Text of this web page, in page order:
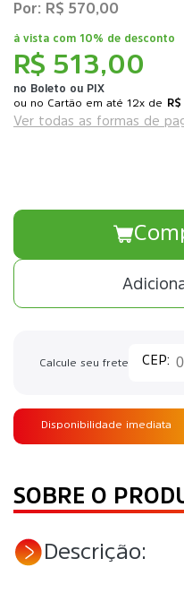
R$ 513,00
no Boleto ou PIX
à vista com 10% de desconto
R$ 570,00
ou 12x de
Ver todas as formas de
Calcule seu frete
Disponibilidade imediata
SOBRE O
Descrição: